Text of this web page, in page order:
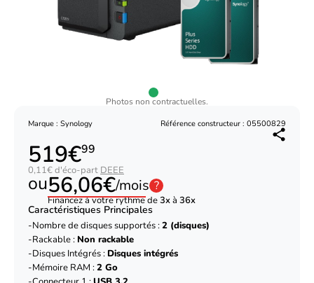
Photos non contractuelles.
Marque : Synology Référence constructeur : 05500829
519€99
0,11€ d'éco-part DEEE
ou56,06€/mois ?
Financez à votre rythme de3xà 36x
Caractéristiques Principales
Nombre de disques supportés :2 (disques)
Rackable : Non rackable
Disques Intégrés : Disques intégrés
Mémoire RAM :2 Go